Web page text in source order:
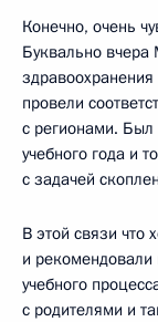
Конечно, очень
Буквально
провели
с регионами. Был
учебного года и
с задачей
В этой связи
и рекомендовали
учебного
с родителями и